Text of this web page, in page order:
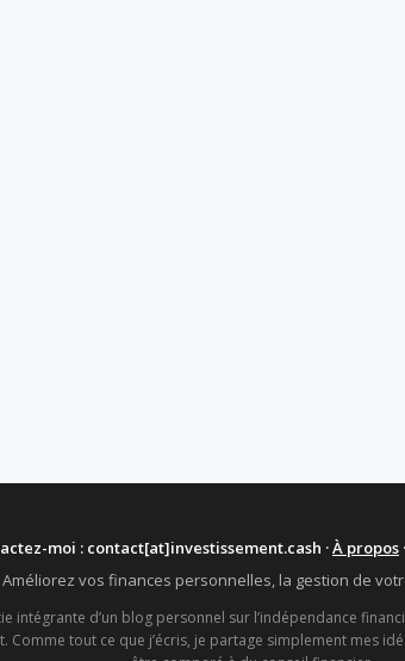
moi : contact[at]investissement.cash ·À propos ·
vos finances personnelles, la gestion de
intégrante d’un blog personnel sur l’indépendance
tout ce que j’écris, je partage simplement mes